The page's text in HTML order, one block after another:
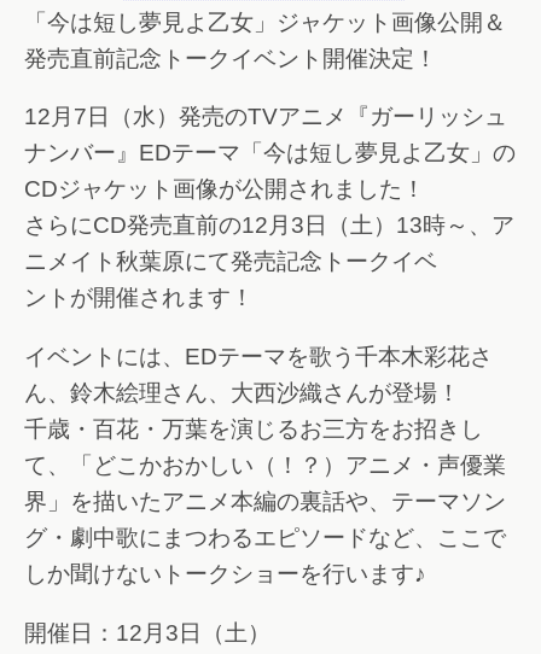
「今は短し夢見よ乙女」ジャケット画像公開＆
発売直前記念トークイベント開催決定！
12月7日（水）発売のTVアニメ『ガーリッシュ
ナンバー』EDテーマ「今は短し夢見よ乙女」の
CDジャケット画像が公開されました！
さらにCD発売直前の12月3日（土）13時～、ア
ニメイト秋葉原にて発売記念トークイベ
ントが開催されます！
イベントには、EDテーマを歌う千本木彩花さ
ん、鈴木絵理さん、大西沙織さんが登場！
千歳・百花・万葉を演じるお三方をお招きし
て、「どこかおかしい（！？）アニメ・声優業
界」を描いたアニメ本編の裏話や、テーマソン
グ・劇中歌にまつわるエピソードなど、ここで
しか聞けないトークショーを行います♪
開催日：12月3日（土）